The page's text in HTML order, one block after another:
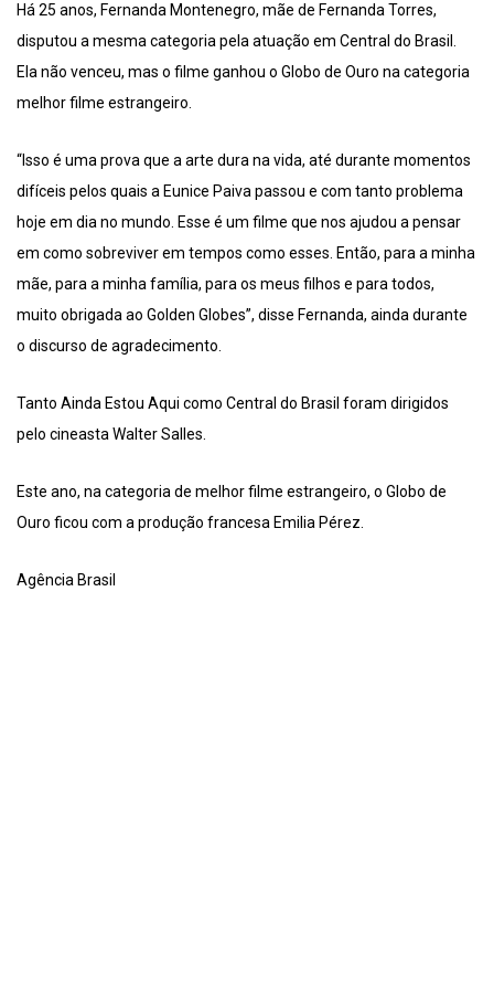
Há 25 anos, Fernanda Montenegro, mãe de Fernanda Torres,
disputou a mesma categoria pela atuação em Central do Brasil.
Ela não venceu, mas o filme ganhou o Globo de Ouro na categoria
melhor filme estrangeiro.
“Isso é uma prova que a arte dura na vida, até durante momentos
difíceis pelos quais a Eunice Paiva passou e com tanto problema
hoje em dia no mundo. Esse é um filme que nos ajudou a pensar
em como sobreviver em tempos como esses. Então, para a minha
mãe, para a minha família, para os meus filhos e para todos,
muito obrigada ao Golden Globes”, disse Fernanda, ainda durante
o discurso de agradecimento.
Tanto Ainda Estou Aqui como Central do Brasil foram dirigidos
pelo cineasta Walter Salles.
Este ano, na categoria de melhor filme estrangeiro, o Globo de
Ouro ficou com a produção francesa Emilia Pérez.
Agência Brasil